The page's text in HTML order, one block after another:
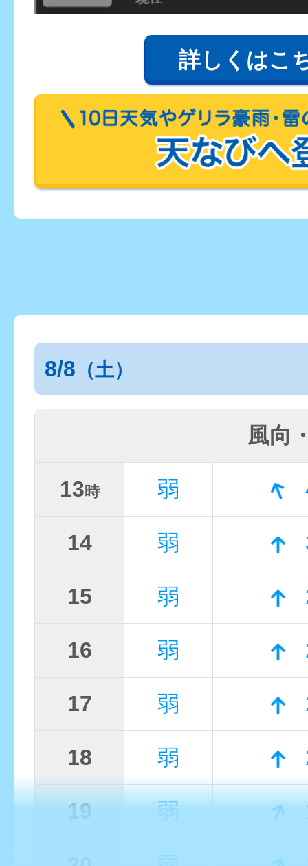
詳しくはこ
8/8 （土）
風向
13時 弱
14 弱
15 弱
16 弱
17 弱
18 弱
19 弱